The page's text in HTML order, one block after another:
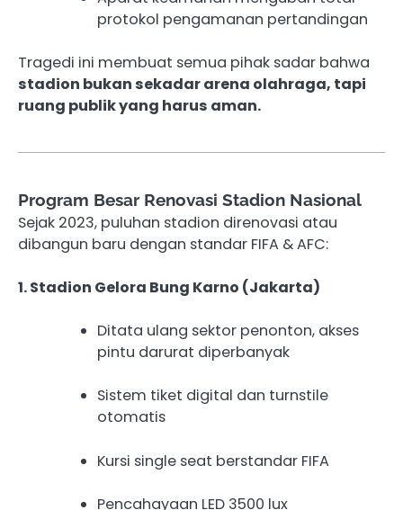
protokol pengamanan pertandingan
Tragedi ini membuat semua pihak sadar bahwa
stadion bukan sekadar arena olahraga, tapi
ruang publik yang harus aman.
Program Besar Renovasi Stadion Nasional
Sejak 2023, puluhan stadion direnovasi atau
dibangun baru dengan standar FIFA & AFC:
1. Stadion Gelora Bung Karno (Jakarta)
Ditata ulang sektor penonton, akses
pintu darurat diperbanyak
Sistem tiket digital dan turnstile
otomatis
Kursi single seat berstandar FIFA
Pencahayaan LED 3500 lux